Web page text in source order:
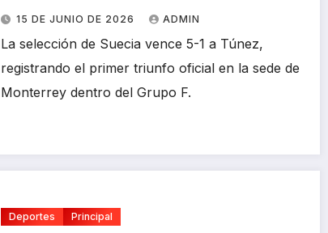
Monterrey
15 DE JUNIO DE 2026 ADMIN
La selección de Suecia vence 5-1 a Túnez,
registrando el primer triunfo oficial en la sede de
Monterrey dentro del Grupo F.
Deportes Principal